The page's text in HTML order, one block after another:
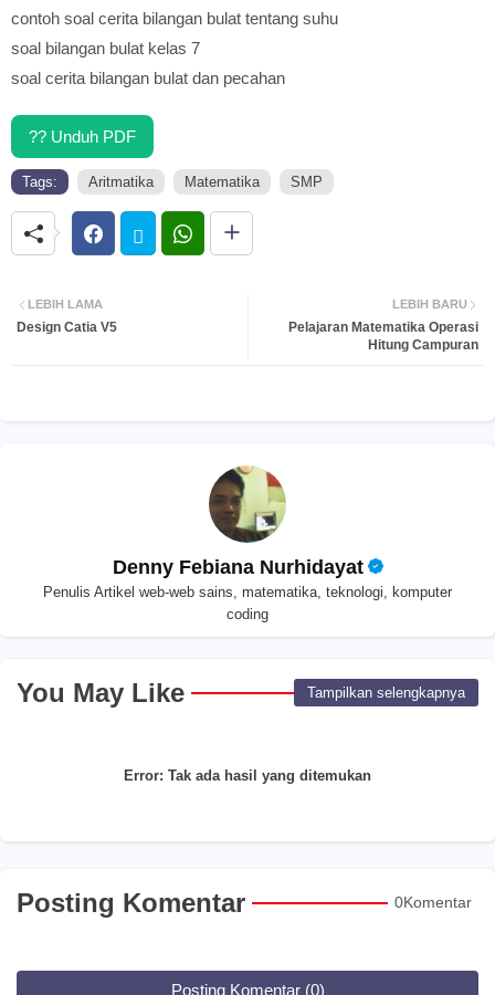
contoh soal cerita bilangan bulat tentang suhu
soal bilangan bulat kelas 7
soal cerita bilangan bulat dan pecahan
?? Unduh PDF
Tags: Aritmatika Matematika SMP
LEBIH BARU
Pelajaran Matematika Operasi
Hitung Campuran
LEBIH LAMA
Design Catia V5
Denny Febiana Nurhidayat
Penulis Artikel web-web sains, matematika, teknologi, komputer
coding
You May Like Tampilkan selengkapnya
Error: Tak ada hasil yang ditemukan
Posting Komentar 0Komentar
Posting Komentar (0)